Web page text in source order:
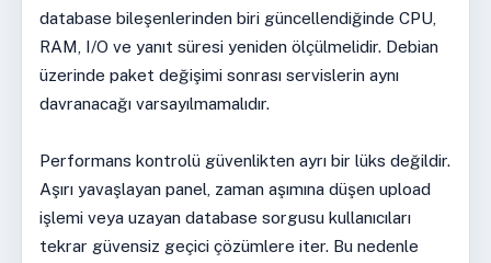
database bileşenlerinden biri güncellendiğinde CPU,
RAM, I/O ve yanıt süresi yeniden ölçülmelidir. Debian
üzerinde paket değişimi sonrası servislerin aynı
davranacağı varsayılmamalıdır.
Performans kontrolü güvenlikten ayrı bir lüks değildir.
Aşırı yavaşlayan panel, zaman aşımına düşen upload
işlemi veya uzayan database sorgusu kullanıcıları
tekrar güvensiz geçici çözümlere iter. Bu nedenle